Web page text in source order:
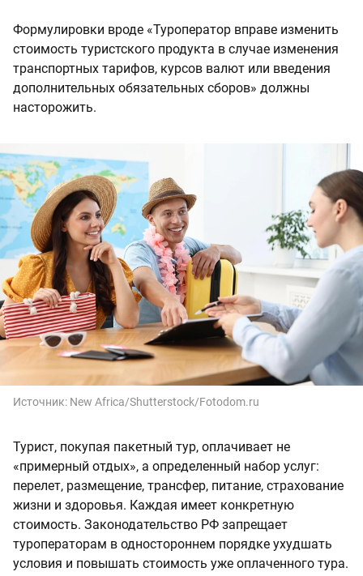
Формулировки вроде «Туроператор вправе изменить
стоимость туристского продукта в случае изменения
транспортных тарифов, курсов валют или введения
дополнительных обязательных сборов» должны
насторожить.
Источник: New Africa/Shutterstock/Fotodom.ru
Турист, покупая пакетный тур, оплачивает не
«примерный отдых», а определенный набор услуг:
перелет, размещение, трансфер, питание, страхование
жизни и здоровья. Каждая имеет конкретную
стоимость. Законодательство РФ запрещает
туроператорам в одностороннем порядке ухудшать
условия и повышать стоимость уже оплаченного тура.